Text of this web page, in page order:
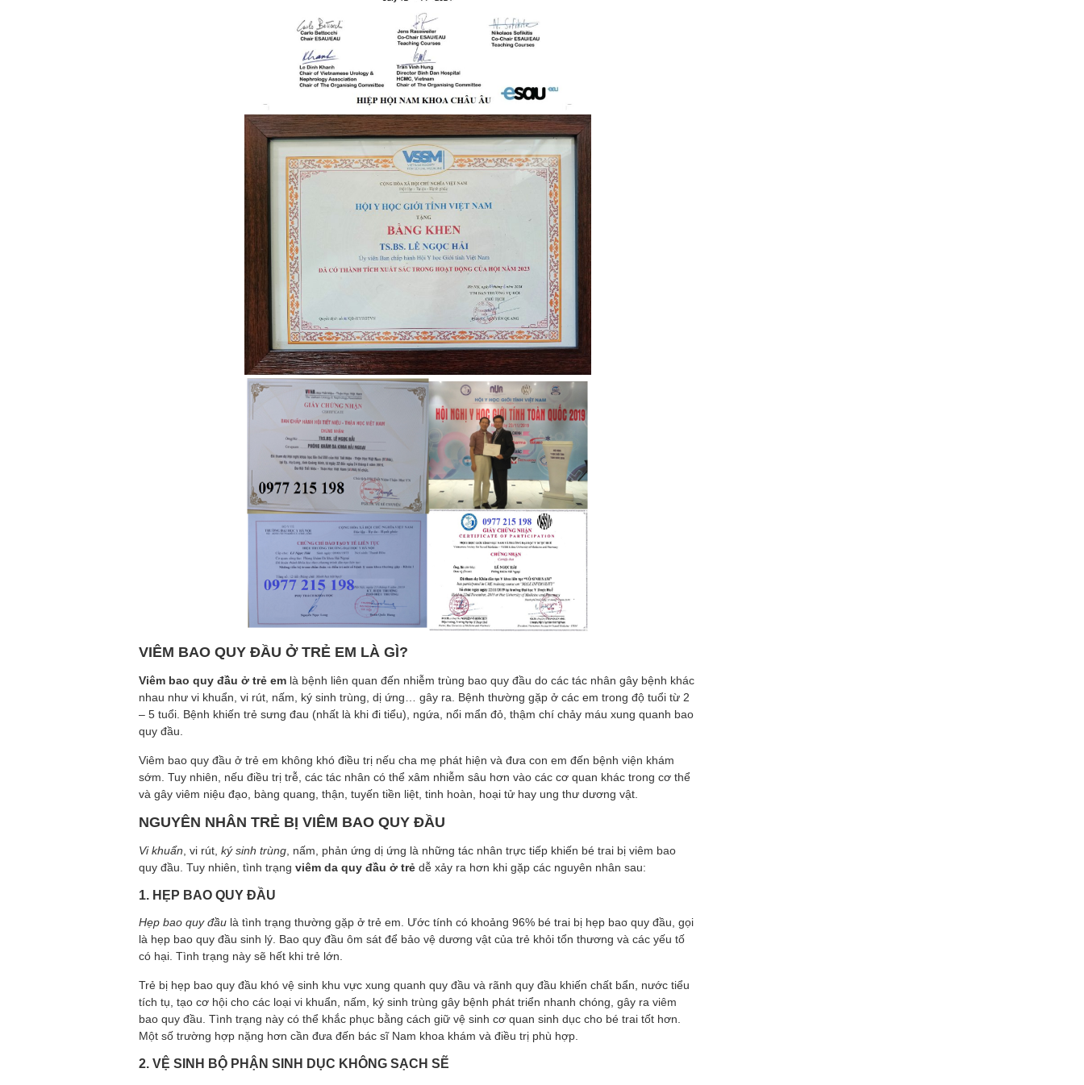
VIÊM BAO QUY ĐẦU Ở TRẺ EM LÀ GÌ?
Viêm bao quy đầu ở trẻ em là bệnh liên quan đến nhiễm trùng bao quy đầu do các tác nhân gây bệnh khác
nhau như vi khuẩn, vi rút, nấm, ký sinh trùng, dị ứng… gây ra. Bệnh thường gặp ở các em trong độ tuổi từ 2
– 5 tuổi. Bệnh khiến trẻ sưng đau (nhất là khi đi tiểu), ngứa, nổi mẩn đỏ, thậm chí chảy máu xung quanh bao
quy đầu.
Viêm bao quy đầu ở trẻ em không khó điều trị nếu cha mẹ phát hiện và đưa con em đến bệnh viện khám
sớm. Tuy nhiên, nếu điều trị trễ, các tác nhân có thể xâm nhiễm sâu hơn vào các cơ quan khác trong cơ thể
và gây viêm niệu đạo, bàng quang, thận, tuyến tiền liệt, tinh hoàn, hoại tử hay ung thư dương vật.
NGUYÊN NHÂN TRẺ BỊ VIÊM BAO QUY ĐẦU
Vi khuẩn , vi rút, ký sinh trùng , nấm, phản ứng dị ứng là những tác nhân trực tiếp khiến bé trai bị viêm bao
quy đầu. Tuy nhiên, tình trạng viêm da quy đầu ở trẻ dễ xảy ra hơn khi gặp các nguyên nhân sau:
1. HẸP BAO QUY ĐẦU
Hẹp bao quy đầu là tình trạng thường gặp ở trẻ em. Ước tính có khoảng 96% bé trai bị hẹp bao quy đầu, gọi
là hẹp bao quy đầu sinh lý. Bao quy đầu ôm sát để bảo vệ dương vật của trẻ khỏi tổn thương và các yếu tố
có hại. Tình trạng này sẽ hết khi trẻ lớn.
Trẻ bị hẹp bao quy đầu khó vệ sinh khu vực xung quanh quy đầu và rãnh quy đầu khiến chất bẩn, nước tiểu
tích tụ, tạo cơ hội cho các loại vi khuẩn, nấm, ký sinh trùng gây bệnh phát triển nhanh chóng, gây ra viêm
bao quy đầu. Tình trạng này có thể khắc phục bằng cách giữ vệ sinh cơ quan sinh dục cho bé trai tốt hơn.
Một số trường hợp nặng hơn cần đưa đến bác sĩ Nam khoa khám và điều trị phù hợp.
2. VỆ SINH BỘ PHẬN SINH DỤC KHÔNG SẠCH SẼ